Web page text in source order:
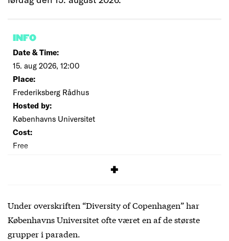
INFO
Date & Time:
15. aug 2026, 12:00
Place:
Frederiksberg Rådhus
Hosted by:
Københavns Universitet
Cost:
Free
Under overskriften “Diversity of Copenhagen” har
Københavns Universitet ofte været en af de største
grupper i paraden.